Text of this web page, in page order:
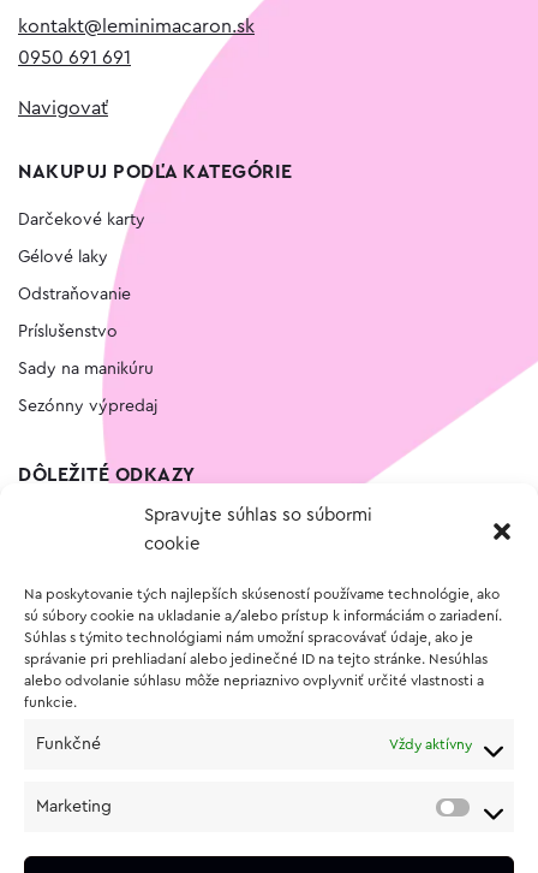
Spravujte súhlas so súbormi
cookie
Na poskytovanie tých najlepších skúseností používame technológie, ako
sú súbory cookie na ukladanie a/alebo prístup k informáciám o zariadení.
Súhlas s týmito technológiami nám umožní spracovávať údaje, ako je
správanie pri prehliadaní alebo jedinečné ID na tejto stránke. Nesúhlas
alebo odvolanie súhlasu môže nepriaznivo ovplyvniť určité vlastnosti a
funkcie.
Funkčné Vždy aktívny
Marketing
kontakt@leminimacaron.sk
0950 691 691
Navigovať
NAKUPUJ PODĽA KATEGÓRIE
Darčekové karty
Gélové laky
Odstraňovanie
Príslušenstvo
Sady na manikúru
Sezónny výpredaj
DÔLEŽITÉ ODKAZY
Vernostný program
O NÁKUPE
Vrátenie a reklamácia tovaru